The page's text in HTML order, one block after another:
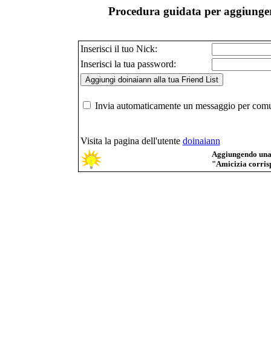
Procedura guidata per
Inserisci il tuo Nick:
Inserisci la tua password:
Invia automaticamente un messaggio per
Visita la pagina dell'utente doinaiann
Aggiungendo
"Amicizia